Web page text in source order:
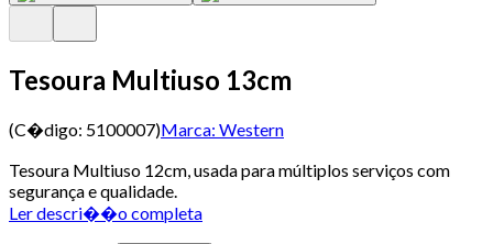
Tesoura Multiuso 13cm
(C�digo: 5100007)Marca: Western
Tesoura Multiuso 12cm, usada para múltiplos serviços com
segurança e qualidade.
Ler descri��o completa